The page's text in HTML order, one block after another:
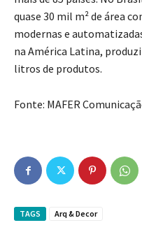
quase 30 mil m² de área
modernas e
na América Latina,
litros de produtos.
Fonte: MAFER
TAGS Arq & Decor